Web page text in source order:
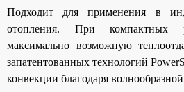
Подходит для применения в
отопления. При компактных
максимально возможную
запатентованных технологий
конвекции благодаря